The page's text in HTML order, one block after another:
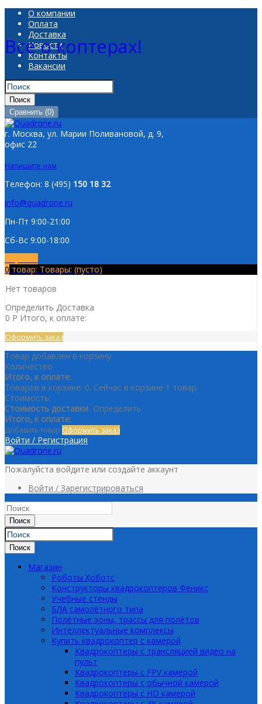
О компании
Оплата
Доставка
Новости
Контакты
Вакансии
Поиск
Сравнить (0)
Все о коптерах!
г. Москва, ул. Марии Поливановой, д. 9,
офис 22
Напишите нам
Телефон: 8 (495) 150 18 32
info@quadrone.ru
Пн-Пт 9:00-21:00
Сб-Вс 9:00-18:00
0 товар: Товары: (пусто)
Нет товаров
Определить Доставка
0 P Итого, к оплате:
Оформить заказ
Товар добавлен в корзину
Количество
Итого, к оплате:
Товаров в корзине: 0. Сейчас в корзине 1 товар.
Стоимость:
Стоимость доставки Определить
Итого, к оплате:
Добавить товар Оформить заказ
Войти / Регистрация
Пожалуйста войдите или создайте аккаунт
Войти / Зарегистрироваться
Поиск
Поиск
Магазин
Роботы Хоботс
Конструкторы квадрокоптеров Феникс
Учебные стенды
БЛА самолётного типа
Полётные зоны, трассы для полётов
Интеллектуальные комплексы
Купить квадрокоптер с камерой
Квадрокоптеры с трансляцией видео на
пульт
Квадрокоптеры с FPV камерой
Квадрокоптеры с обычной камерой
Квадрокоптеры с HD камерой